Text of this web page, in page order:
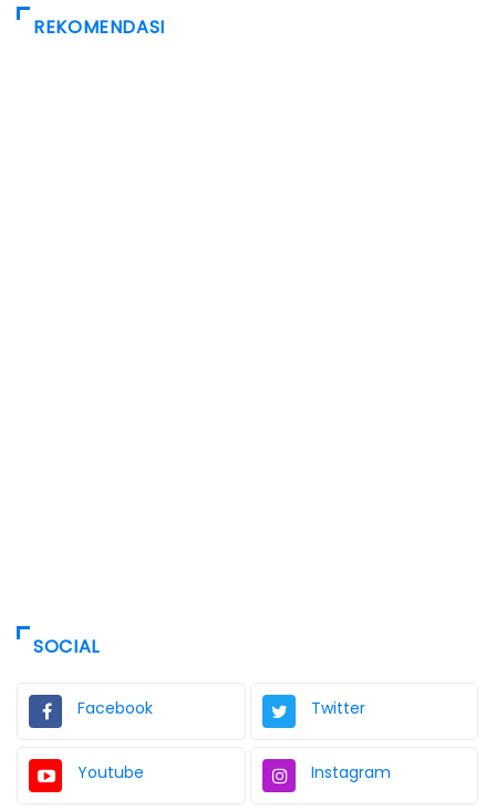
REKOMENDASI
SOCIAL
Facebook Twitter
Youtube Instagram